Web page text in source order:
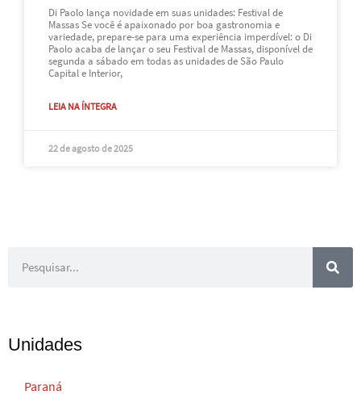
Di Paolo lança novidade em suas unidades: Festival de
Massas Se você é apaixonado por boa gastronomia e
variedade, prepare-se para uma experiência imperdível: o Di
Paolo acaba de lançar o seu Festival de Massas, disponível de
segunda a sábado em todas as unidades de São Paulo
Capital e Interior,
LEIA NA ÍNTEGRA
22 de agosto de 2025
Unidades
Paraná